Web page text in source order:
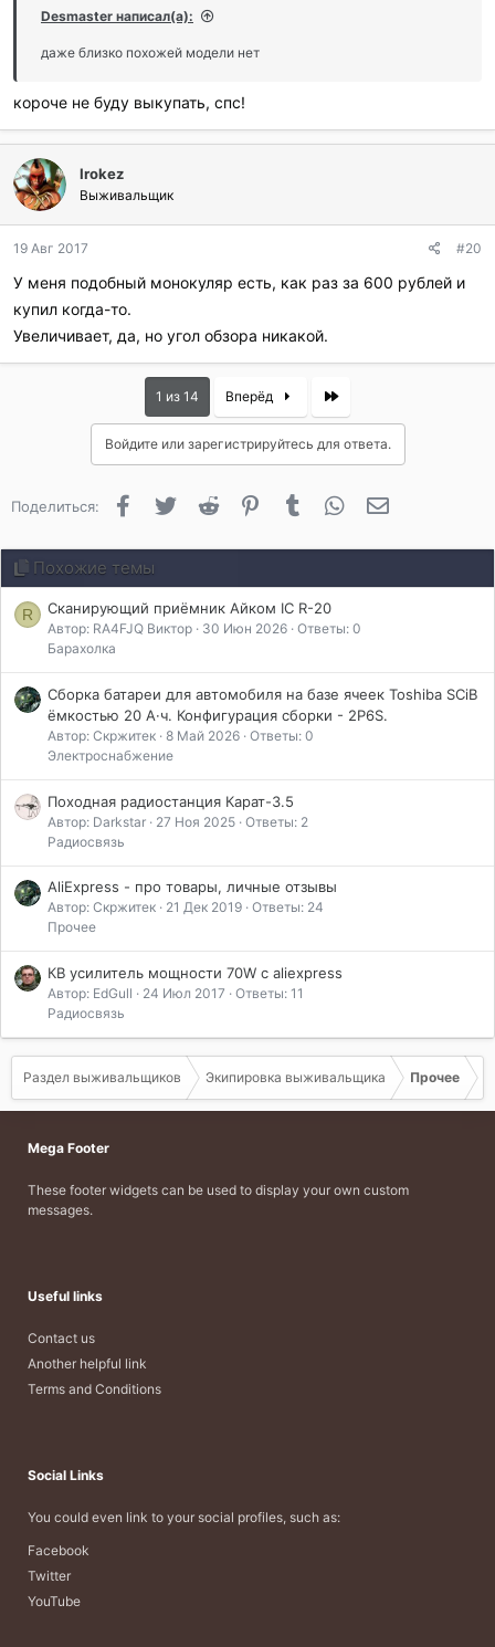
и
и
Desmaster написал(а):
даже близко похожей модели нет
короче не буду выкупать, спс!
Irokez
Выживальщик
19 Авг 2017 #20
У меня подобный монокуляр есть, как раз за 600 рублей и
купил когда-то.
Увеличивает, да, но угол обзора никакой.
1 из 14 Вперёд Last
Войдите или зарегистрируйтесь для ответа.
Поделиться: FacebookTwitter Reddit PinterestTumblr WhatsApp
Похожие темы
R Сканирующий приёмник Айком IC R-20
Автор: RA4FJQ Виктор 30 Июн 2026 Ответы: 0
Барахолка
Сборка батареи для автомобиля на базе ячеек Toshiba SCiB
ёмкостью 20 А·ч. Конфигурация сборки - 2P6S.
Автор: Скржитек 8 Май 2026 Ответы: 0
Электроснабжение
Походная радиостанция Карат-3.5
Автор: Darkstar 27 Ноя 2025 Ответы: 2
Радиосвязь
AliExpress - про товары, личные отзывы
Автор: Скржитек 21 Дек 2019 Ответы: 24
Прочее
КВ усилитель мощности 70W с aliexpress
Автор: EdGull 24 Июл 2017
Ответы: 11
Радиосвязь
Раздел выживальщиков Экипировка выживальщика Прочее
Mega Footer
These footer widgets can be used to display your own custom
messages.
Useful links
Contact us
Another helpful link
Terms and Conditions
Social Links
You could even link to your social profiles, such as:
Facebook
Twitter
YouTube